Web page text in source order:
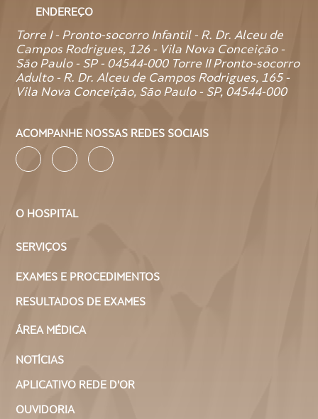
ENDEREÇO
Torre I - Pronto-socorro Infantil - R. Dr. Alceu de
Campos Rodrigues, 126 - Vila Nova Conceição -
São Paulo - SP - 04544-000 Torre II Pronto-socorro
Adulto - R. Dr. Alceu de Campos Rodrigues, 165 -
Vila Nova Conceição, São Paulo - SP, 04544-000
ACOMPANHE NOSSAS REDES SOCIAIS
O HOSPITAL
SERVIÇOS
EXAMES E PROCEDIMENTOS
RESULTADOS DE EXAMES
ÁREA MÉDICA
NOTÍCIAS
APLICATIVO REDE D'OR
OUVIDORIA